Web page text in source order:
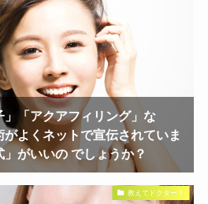
」「アクアフィリング」な
よくネットで宣伝されていま
がいいの でしょうか？
教えてドクター！